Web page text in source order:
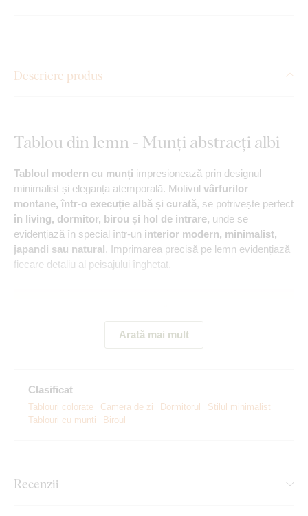
Descriere produs
Tablou din lemn - Munți abstracți albi
Tabloul modern cu munți impresionează prin designul
minimalist și eleganța atemporală. Motivul vârfurilor
montane, într-o execuție albă și curată, se potrivește perfect
în living, dormitor, birou și hol de intrare, unde se
evidențiază în special într-un interior modern, minimalist,
japandi sau natural. Imprimarea precisă pe lemn evidențiază
fiecare detaliu al peisajului înghețat.
mai avansată tehnologie și vopsele de calitate superioară
Arată mai mult
Clasificat
Tablouri colorate Camera de zi Dormitorul
Stilul minimalist
Tablouri cu munți
Biroul
Recenzii